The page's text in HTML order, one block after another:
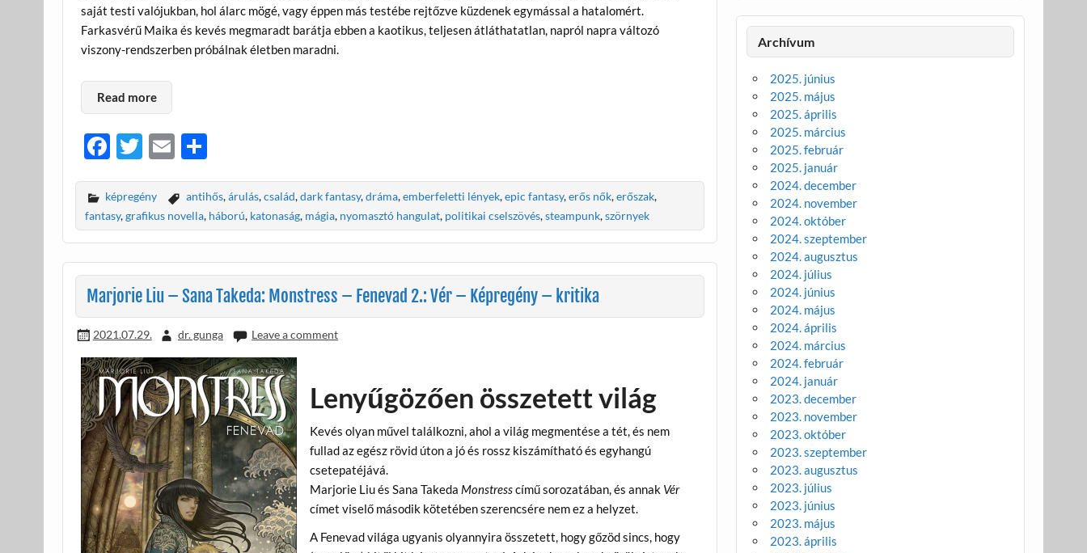
saját testi valójukban, hol álarc mögé, vagy éppen más testébe rejtőzve küzdenek egymással a hatalomért.
Farkasvérű Maika és kevés megmaradt barátja ebben a kaotikus, teljesen átláthatatlan, napról napra változó
viszony-rendszerben próbálnak életben maradni.
Read more
F
e
b
o
o
k
T
itt
er
E
ail za
m
e
g
képregény antihős,árulás,család,dark fantasy,dráma,emberfeletti lények,epic fantasy,erős nők,erőszak,
fantasy,grafikus novella, háború, katonaság, mágia, nyomasztó hangulat, politikai cselszövés,steampunk,szörnyek
Marjorie Liu – Sana Takeda: Monstress – Fenevad 2.: Vér – Képregény – kritika
2021.07.29. dr. gunga Leave a comment
Lenyűgözően összetett világ
Kevés olyan művel találkozni, ahol a világ megmentése a tét, és nem
fullad az egész rövid úton a jó és rossz kiszámítható és egyhangú
csetepatéjává.
Marjorie Liu és Sana Takeda Monstresscímű sorozatában, és annak Vér
címet viselő második kötetében szerencsére nem ez a helyzet.
A Fenevad világa ugyanis olyannyira összetett, hogy gőzöd sincs, hogy
Archívum
2025. június
2025. május
2025. április
2025. március
2025. február
2025. január
2024. december
2024. november
2024. október
2024. szeptember
2024. augusztus
2024. július
2024. június
2024. május
2024. április
2024. március
2024. február
2024. január
2023. december
2023. november
2023. október
2023. szeptember
2023. augusztus
2023. július
2023. június
2023. május
2023. április